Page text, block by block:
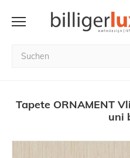
Tapete ORNAMENT
uni